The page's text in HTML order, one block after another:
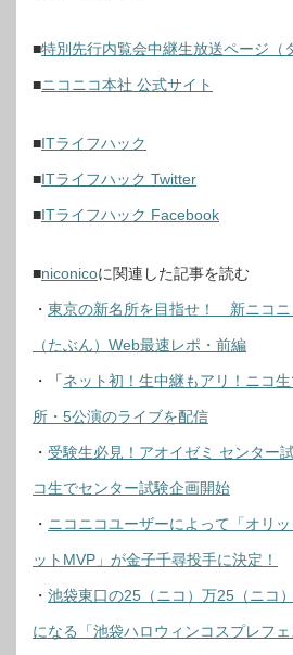
■特別先行内覧会中継生放送ページ（
■ニコニコ本社 公式サイト
■ITライフハック
■ITライフハック Twitter
■ITライフハック Facebook
■niconicoに関連した記事を読む
・ 東京の新名所を目指せ！ 新ニコニ
（たぶん）Web最速レポ・前編
・「ネット初！生中継もアリ！ニコ
所・5公演のライブを配信
・ 受験生必見！アオイゼミ センター
コ生でセンター試験企画開始
・ ニコニコユーザーによって「オリ
ットMVP」が金子千尋投手に決定！
・ 池袋東口の25（ニコ）万25（ニコ
になる「池袋ハロウィンコスプレフェ